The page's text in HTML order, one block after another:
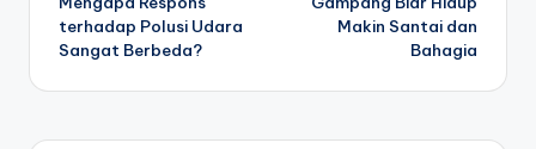
terhadap Polusi Udara
Sangat Berbeda?
Makin Santai dan
Bahagia